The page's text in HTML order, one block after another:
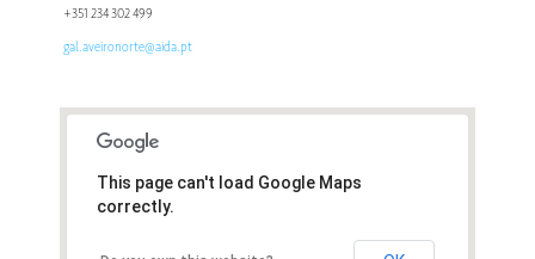
+351 234 302 499
gal.aveironorte@aida.pt
This page can't load Google Maps
correctly.